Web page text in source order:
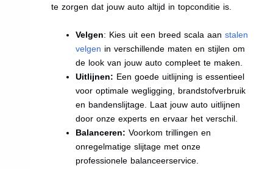
te zorgen dat jouw auto altijd in topconditie is.
Velgen: Kies uit een breed scala aan stalen
velgen in verschillende maten en stijlen om
de look van jouw auto compleet te maken.
Uitlijnen: Een goede uitlijning is essentieel
voor optimale wegligging, brandstofverbruik
en bandenslijtage. Laat jouw auto uitlijnen
door onze experts en ervaar het verschil.
Balanceren: Voorkom trillingen en
onregelmatige slijtage met onze
professionele balanceerservice.